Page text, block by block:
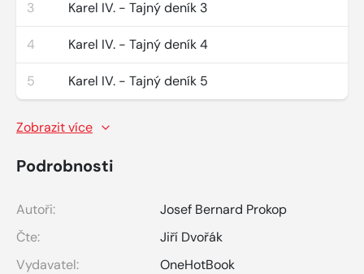
3 Karel IV. - Tajný deník 3
4 Karel IV. - Tajný deník 4
5 Karel IV. - Tajný deník 5
Zobrazit více
Podrobnosti
Autoři:
Josef Bernard Prokop
Čte:
Jiří Dvořák
Vydavatel:
OneHotBook